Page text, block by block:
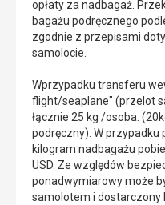
opłaty za nadbagaż.
bagażu podręcznego
zgodnie z przepisami
samolocie.
Wprzypadku transferu
flight/seaplane" (przelot
łącznie 25 kg /osoba.
podręczny). W
kilogram nadbagażu
USD. Ze względów
ponadwymiarowy może
samolotem i dostarczony